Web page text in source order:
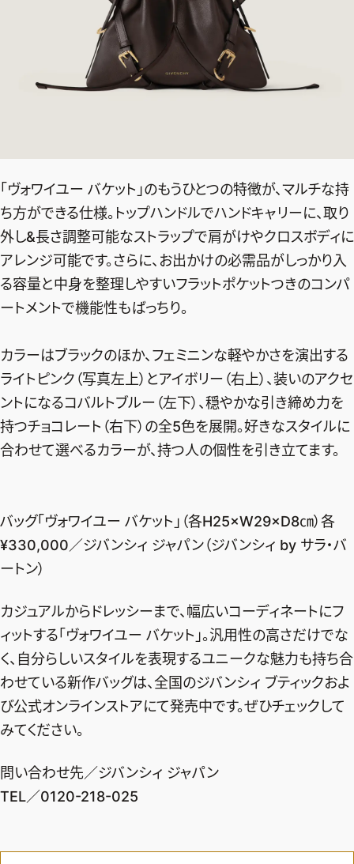
「ヴォワイユー バケット」のもうひとつの特徴が、マルチな持
ち方ができる仕様。トップハンドルでハンドキャリーに、取り
外し&長さ調整可能なストラップで肩がけやクロスボディに
アレンジ可能です。さらに、お出かけの必需品がしっかり入
る容量と中身を整理しやすいフラットポケットつきのコンパ
ートメントで機能性もばっちり。
カラーはブラックのほか、フェミニンな軽やかさを演出する
ライトピンク（写真左上）とアイボリー（右上）、装いのアクセ
ントになるコバルトブルー（左下）、穏やかな引き締め力を
持つチョコレート（右下）の全5色を展開。好きなスタイルに
合わせて選べるカラーが、持つ人の個性を引き立てます。
バッグ「ヴォワイユー バケット」（各H25×W29×D8㎝）各
¥330,000／ジバンシィ ジャパン（ジバンシィ by サラ・バ
ートン）
カジュアルからドレッシーまで、幅広いコーディネートにフ
ィットする「ヴォワイユー バケット」。汎用性の高さだけでな
く、自分らしいスタイルを表現するユニークな魅力も持ち合
わせている新作バッグは、全国のジバンシィ ブティックおよ
び公式オンラインストアにて発売中です。ぜひチェックして
みてください。
問い合わせ先／ジバンシィ ジャパン
TEL／0120-218-025